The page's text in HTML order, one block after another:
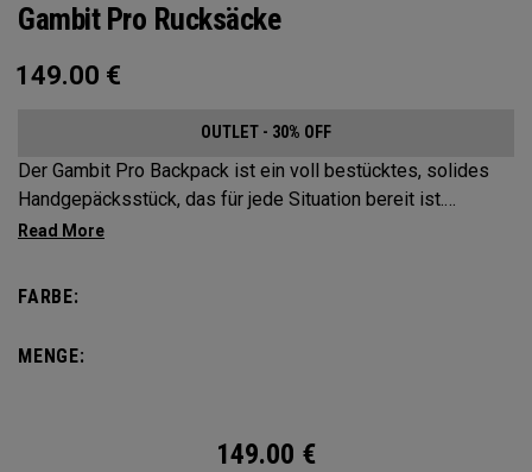
Gambit Pro Rucksäcke
149.00 €
OUTLET - 30% OFF
Der Gambit Pro Backpack ist ein voll bestücktes, solides
Handgepäcksstück, das für jede Situation bereit ist.
Strategisch angeordnete Fächer und Taschen, damit alles
FARBE:
MENGE:
149.00 €